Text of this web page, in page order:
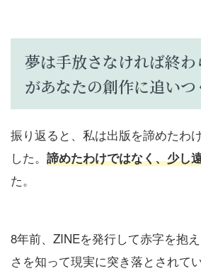
夢は手放さなければ終
があなたの創作に追いつ
振り返ると、私は出版を諦めたわ
した。 諦めたわけではなく、少し
た。
8年前、ZINEを発行して赤字を抱
さを知って現実に突き落とされてい